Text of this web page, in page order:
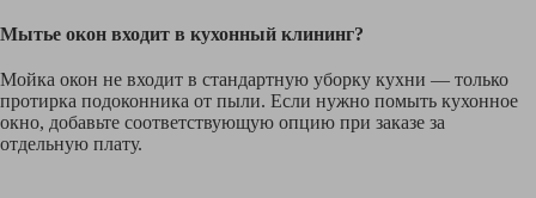
Мытье окон входит в кухонный клининг?
Мойка окон не входит в стандартную уборку кухни — только
протирка подоконника от пыли. Если нужно помыть кухонное
окно, добавьте соответствующую опцию при заказе за
отдельную плату.